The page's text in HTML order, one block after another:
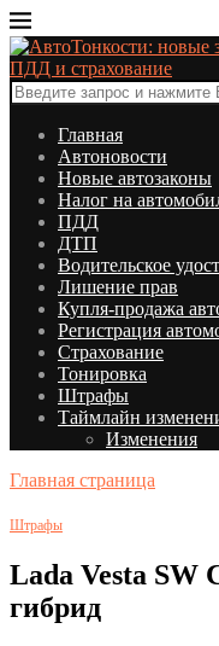
Главная
Автоновости
Новые автозаконы
Налог на
ПДД
ДТП
Водительское
Лишение прав
Купля-продажа
Регистрация
Страхование
Тонировка
Штрафы
Таймлайн
Изменения
Главная страница
Штрафы
Lada Vesta SW
гибрид